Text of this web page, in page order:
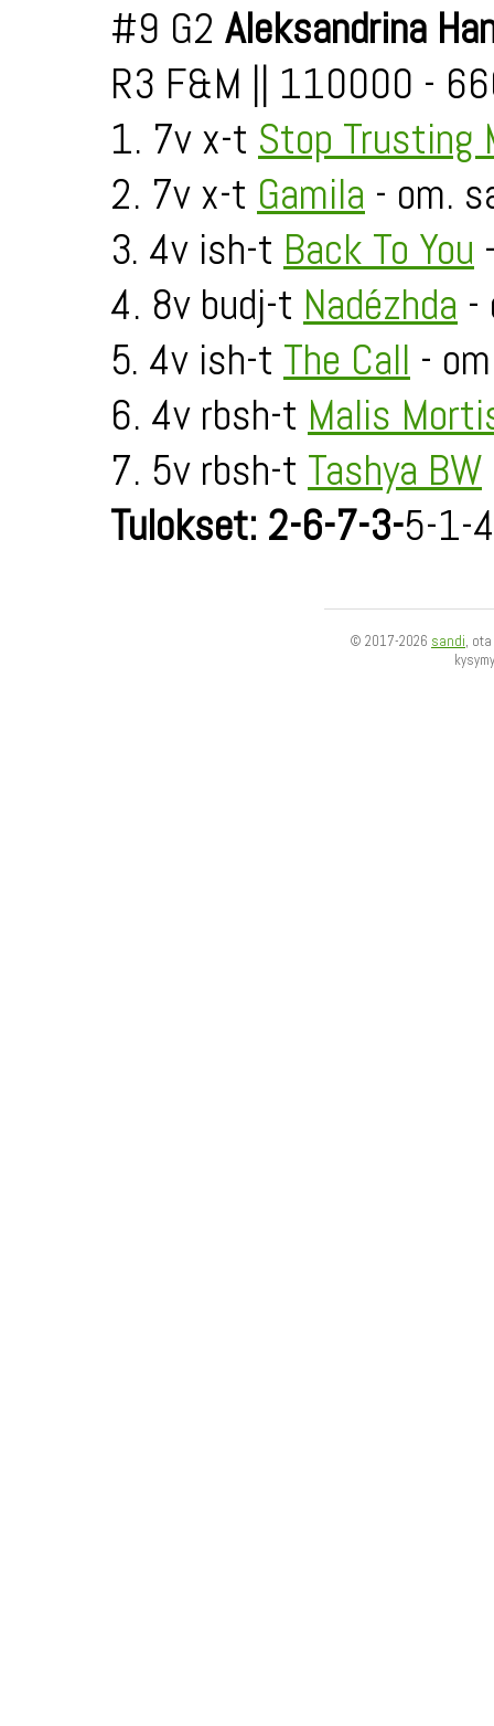
#9 G2 Aleksandrina
R3 F&M || 110000 -
1. 7v x-t Stop Trusting
2. 7v x-t Gamila - om.
3. 4v ish-t Back To You
4. 8v budj-t Nadézhda -
5. 4v ish-t The Call -
6. 4v rbsh-t Malis
7. 5v rbsh-t Tashya BW
Tulokset: 2-6-7-3-5-1-4
© 2017-2026 sandi,